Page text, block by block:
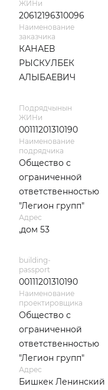
ЖИНи
20612196310096
Наименование
заказчика
КАНАЕВ
РЫСКУЛБЕК
АЛЫБАЕВИЧ
Подрядчынын
ЖИНи
00111201310190
Наименование
подрядчика
Общество с
ограниченной
ответственностью
"Легион групп"
Адрес
,дом 53
building-
passport
00111201310190
Наименование
проектировщика
Общество с
ограниченной
ответственностью
"Легион групп"
Адрес
Бишкек Ленинский